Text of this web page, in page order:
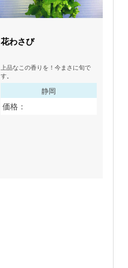
花わさび
上品なこの香りを！今まさに旬で
す。
静岡
価格：